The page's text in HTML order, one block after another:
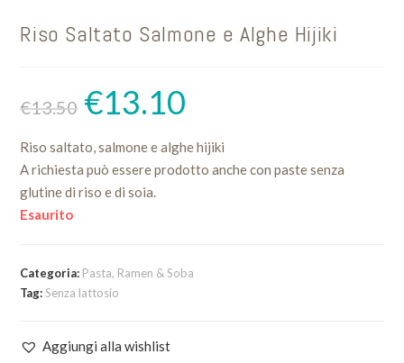
Riso Saltato Salmone e Alghe Hijiki
€13.50
Il
prezzo
originale
€13.50.
€13.10
€13.10.
Riso saltato, salmone e alghe hijiki
A richiesta può essere prodotto anche con paste senza
glutine di riso e di soia.
Esaurito
Categoria: Pasta, Ramen & Soba
Tag:Senza lattosio
Aggiungi alla wishlist